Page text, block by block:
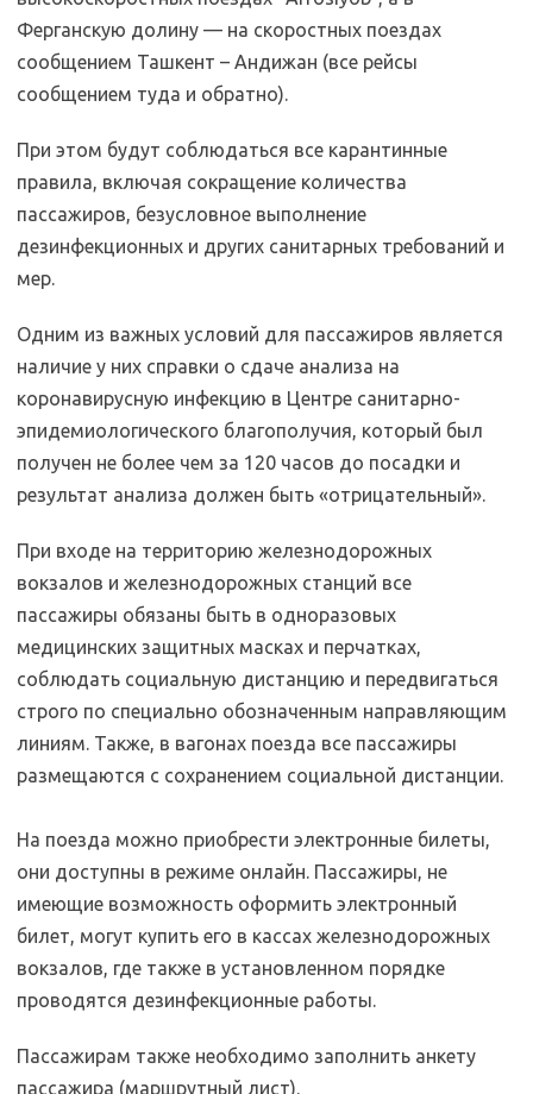
Ферганскую долину — на скоростных поездах
сообщением Ташкент – Андижан (все рейсы
сообщением туда и обратно).
При этом будут соблюдаться все карантинные
правила, включая сокращение количества
пассажиров, безусловное выполнение
дезинфекционных и других санитарных требований и
мер.
Одним из важных условий для пассажиров является
наличие у них справки о сдаче анализа на
коронавирусную инфекцию в Центре санитарно-
эпидемиологического благополучия, который был
получен не более чем за 120 часов до посадки и
результат анализа должен быть «отрицательный».
При входе на территорию железнодорожных
вокзалов и железнодорожных станций все
пассажиры обязаны быть в одноразовых
медицинских защитных масках и перчатках,
соблюдать социальную дистанцию и передвигаться
строго по специально обозначенным направляющим
линиям. Также, в вагонах поезда все пассажиры
размещаются с сохранением социальной дистанции.
На поезда можно приобрести электронные билеты,
они доступны в режиме онлайн. Пассажиры, не
имеющие возможность оформить электронный
билет, могут купить его в кассах железнодорожных
вокзалов, где также в установленном порядке
проводятся дезинфекционные работы.
Пассажирам также необходимо заполнить анкету
пассажира (маршрутный лист).